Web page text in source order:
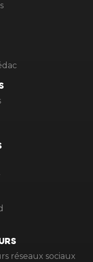
réseaux sociaux